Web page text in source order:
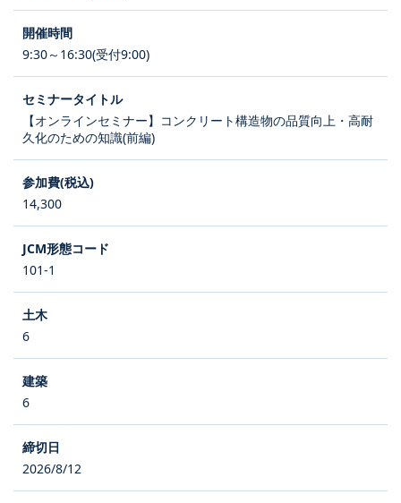
9:30～16:30(受付9:00)
【オンラインセミナー】コンクリート構造物の品質向上・高耐
久化のための知識(前編)
14,300
101-1
6
6
2026/8/12